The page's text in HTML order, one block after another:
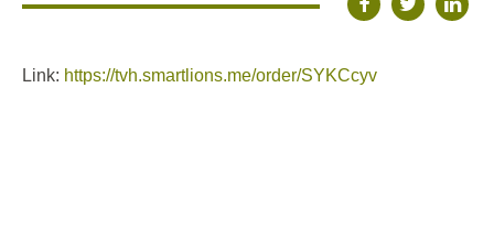
Link: https://tvh.smartlions.me/order/SYKCcyv